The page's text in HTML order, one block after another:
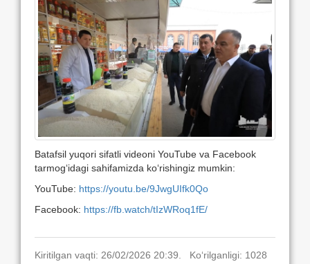
Batafsil yuqori sifatli videoni YouTube va Facebook
tarmog‘idagi sahifamizda ko‘rishingiz mumkin:
YouTube: https://youtu.be/9JwgUIfk0Qo
Facebook: https://fb.watch/tIzWRoq1fE/
Kiritilgan vaqti: 26/02/2026 20:39. Ko‘rilganligi: 1028